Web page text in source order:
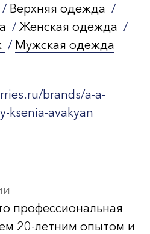
/ Верхняя одежда /
/ Женская одежда /
/ Мужская одежда
brands/a-a-
ksenia-avakyan
профессиональная
20-летним опытом и